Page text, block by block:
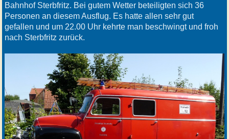
Bahnhof Sterbfritz. Bei gutem Wetter beteiligten sich 36
Personen an diesem Ausflug. Es hatte allen sehr gut
gefallen und um 22.00 Uhr kehrte man beschwingt und froh
nach Sterbfritz zurück.